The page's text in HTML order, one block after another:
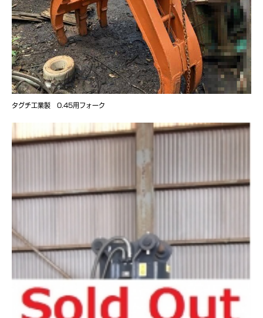
タグチ工業製 0.45用フォーク